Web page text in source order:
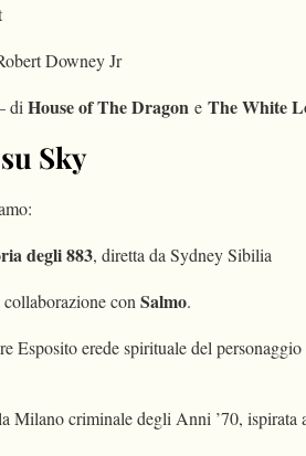
Downey Jr
diHouse of The Dragon e The White
Sky
degli 883, diretta da Sydney Sibilia
conSalmo.
Esposito erede spirituale del personaggio
Milano criminale degli Anni ’70, ispirata